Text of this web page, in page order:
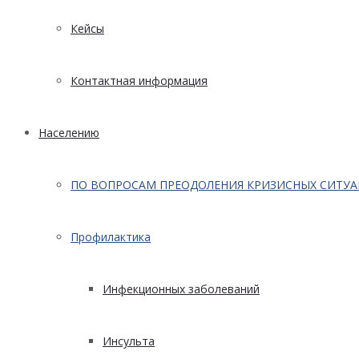
Кейсы
Контактная информация
Населению
ПО ВОПРОСАМ ПРЕОДОЛЕНИЯ КРИЗИСНЫХ
Профилактика
Инфекционных заболеваний
Инсульта